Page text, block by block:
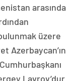
arasında
üzere
Azerbaycan’ın
Lavrov’dur.